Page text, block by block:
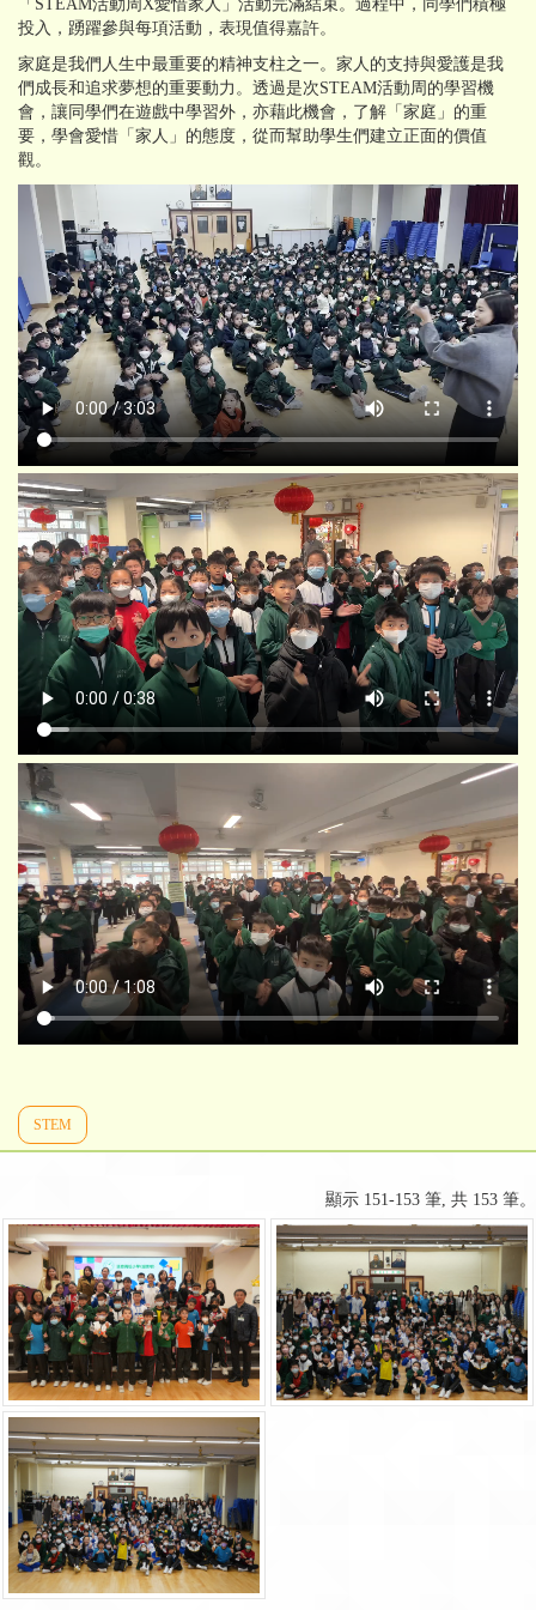
「STEAM活動周X愛惜家人」活動完滿結束。過程中，同學們積極
投入，踴躍參與每項活動，表現值得嘉許。
家庭是我們人生中最重要的精神支柱之一。家人的支持與愛護是我
們成長和追求夢想的重要動力。透過是次STEAM活動周的學習機
會，讓同學們在遊戲中學習外，亦藉此機會，了解「家庭」的重
要，學會愛惜「家人」的態度，從而幫助學生們建立正面的價值
觀。
STEM
顯示 151-153 筆, 共 153 筆。